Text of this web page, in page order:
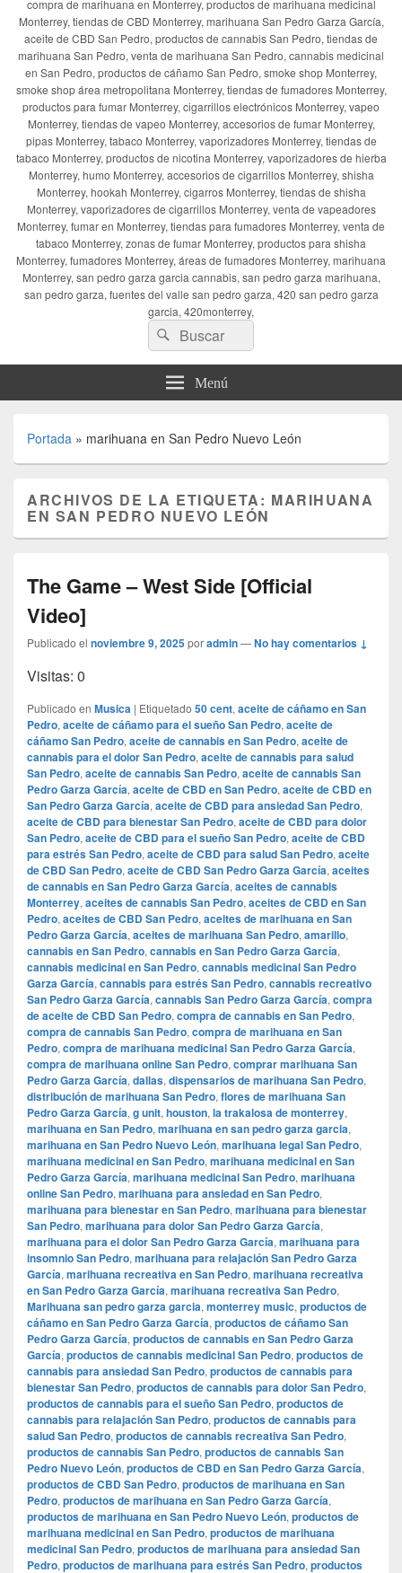
compra de marihuana en Monterrey, productos de marihuana medicinal
Monterrey, tiendas de CBD Monterrey, marihuana San Pedro Garza García,
aceite de CBD San Pedro, productos de cannabis San Pedro, tiendas de
marihuana San Pedro, venta de marihuana San Pedro, cannabis medicinal
en San Pedro, productos de cáñamo San Pedro, smoke shop Monterrey,
smoke shop área metropolitana Monterrey, tiendas de fumadores Monterrey,
productos para fumar Monterrey, cigarrillos electrónicos Monterrey, vapeo
Monterrey, tiendas de vapeo Monterrey, accesorios de fumar Monterrey,
pipas Monterrey, tabaco Monterrey, vaporizadores Monterrey, tiendas de
tabaco Monterrey, productos de nicotina Monterrey, vaporizadores de hierba
Monterrey, humo Monterrey, accesorios de cigarrillos Monterrey, shisha
Monterrey, hookah Monterrey, cigarros Monterrey, tiendas de shisha
Monterrey, vaporizadores de cigarrillos Monterrey, venta de vapeadores
Monterrey, fumar en Monterrey, tiendas para fumadores Monterrey, venta de
tabaco Monterrey, zonas de fumar Monterrey, productos para shisha
Monterrey, fumadores Monterrey, áreas de fumadores Monterrey, marihuana
Monterrey, san pedro garza garcia cannabis, san pedro garza marihuana,
san pedro garza, fuentes del valle san pedro garza, 420 san pedro garza
garcia, 420monterrey,
Buscar
por:
Buscar
Menú
Portada » marihuana en San Pedro Nuevo León
ARCHIVOS DE LA ETIQUETA: MARIHUANA
EN SAN PEDRO NUEVO LEÓN
The Game – West Side [Official
Video]
Publicado el noviembre 9, 2025poradmin—No hay comentarios ↓
Visitas: 0
Publicado en Musica | Etiquetado 50 cent, aceite de cáñamo en San
Pedro, aceite de cáñamo para el sueño San Pedro, aceite de
cáñamo San Pedro, aceite de cannabis en San Pedro, aceite de
cannabis para el dolor San Pedro, aceite de cannabis para salud
San Pedro, aceite de cannabis San Pedro, aceite de cannabis San
Pedro Garza García, aceite de CBD en San Pedro, aceite de CBD en
San Pedro Garza García, aceite de CBD para ansiedad San Pedro,
aceite de CBD para bienestar San Pedro, aceite de CBD para dolor
San Pedro, aceite de CBD para el sueño San Pedro, aceite de CBD
para estrés San Pedro, aceite de CBD para salud San Pedro, aceite
de CBD San Pedro, aceite de CBD San Pedro Garza García, aceites
de cannabis en San Pedro Garza García, aceites de cannabis
Monterrey, aceites de cannabis San Pedro, aceites de CBD en San
Pedro, aceites de CBD San Pedro, aceites de marihuana en San
Pedro Garza García, aceites de marihuana San Pedro, amarillo,
cannabis en San Pedro, cannabis en San Pedro Garza García,
cannabis medicinal en San Pedro, cannabis medicinal San Pedro
Garza García, cannabis para estrés San Pedro, cannabis recreativo
San Pedro Garza García, cannabis San Pedro Garza García, compra
de aceite de CBD San Pedro, compra de cannabis en San Pedro,
compra de cannabis San Pedro, compra de marihuana en San
Pedro, compra de marihuana medicinal San Pedro Garza García,
compra de marihuana online San Pedro, comprar marihuana San
Pedro Garza García, dallas, dispensarios de marihuana San Pedro,
distribución de marihuana San Pedro, flores de marihuana San
Pedro Garza García, g unit, houston, la trakalosa de monterrey,
marihuana en San Pedro, marihuana en san pedro garza garcia,
marihuana en San Pedro Nuevo León, marihuana legal San Pedro,
marihuana medicinal en San Pedro, marihuana medicinal en San
Pedro Garza García, marihuana medicinal San Pedro, marihuana
online San Pedro, marihuana para ansiedad en San Pedro,
marihuana para bienestar en San Pedro, marihuana para bienestar
San Pedro, marihuana para dolor San Pedro Garza García,
marihuana para el dolor San Pedro Garza García, marihuana para
insomnio San Pedro, marihuana para relajación San Pedro Garza
García, marihuana recreativa en San Pedro, marihuana recreativa
en San Pedro Garza García, marihuana recreativa San Pedro,
Marihuana san pedro garza garcia, monterrey music, productos de
cáñamo en San Pedro Garza García, productos de cáñamo San
Pedro Garza García, productos de cannabis en San Pedro Garza
García, productos de cannabis medicinal San Pedro, productos de
cannabis para ansiedad San Pedro, productos de cannabis para
bienestar San Pedro, productos de cannabis para dolor San Pedro,
productos de cannabis para el sueño San Pedro, productos de
cannabis para relajación San Pedro, productos de cannabis para
salud San Pedro, productos de cannabis recreativa San Pedro,
productos de cannabis San Pedro, productos de cannabis San
Pedro Nuevo León, productos de CBD en San Pedro Garza García,
productos de CBD San Pedro, productos de marihuana en San
Pedro, productos de marihuana en San Pedro Garza García,
productos de marihuana en San Pedro Nuevo León, productos de
marihuana medicinal en San Pedro, productos de marihuana
medicinal San Pedro, productos de marihuana para ansiedad San
Pedro, productos de marihuana para estrés San Pedro, productos